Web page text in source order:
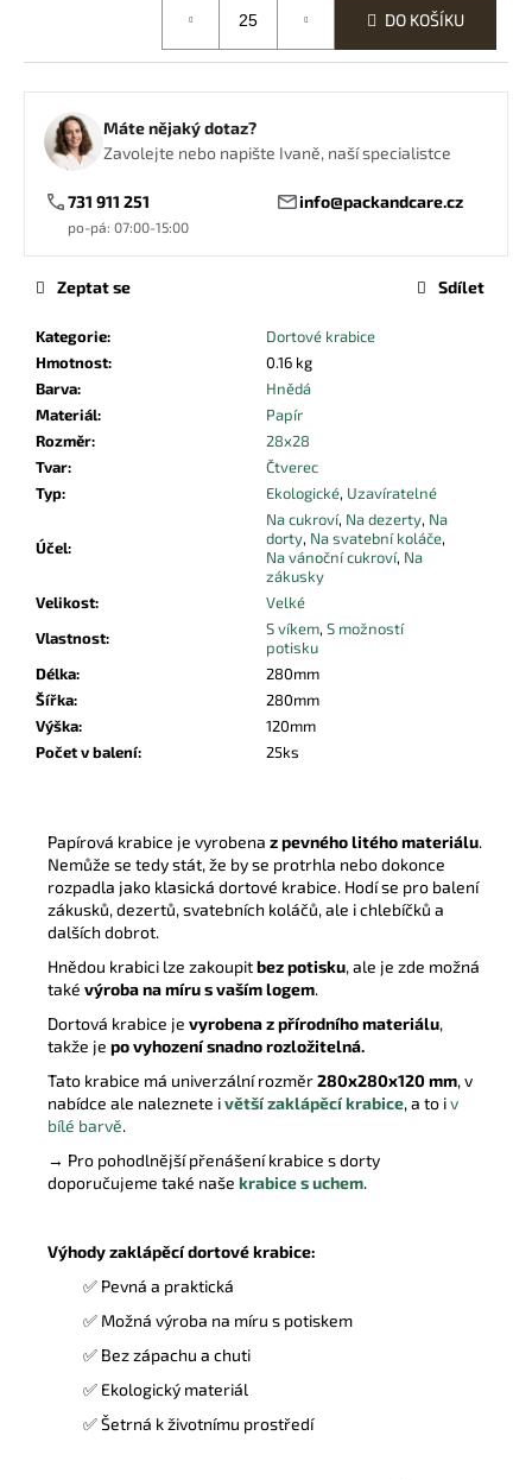
Papírová krabice je vyrobena z pevného litého materiálu.
Nemůže se tedy stát, že by se protrhla nebo dokonce
rozpadla jako klasická dortové krabice. Hodí se pro balení
zákusků, dezertů, svatebních koláčů, ale i chlebíčků a
dalších dobrot.
Hnědou krabici lze zakoupitbez potisku, ale je zde možná
také výroba na míru s vaším logem.
Dortová krabice je vyrobena z přírodního materiálu,
takže je po vyhození snadno rozložitelná.
Tato krabice má univerzální rozměr280x280x120 mm, v
nabídce ale naleznete ivětší zaklápěcí krabice, a to iv
bílé barvě.
→ Pro pohodlnější přenášení krabice s dorty
doporučujeme také naše krabice s uchem.
Výhody zaklápěcí dortové krabice:
✅ Pevná a praktická
✅ Možná výroba na míru s potiskem
✅ Bez zápachu a chuti
✅ Ekologický materiál
✅ Šetrná k životnímu prostředí
DO KOŠÍKU
Máte nějaký dotaz?
Zavolejte nebo napište Ivaně, naší specialistce
731 911 251
po-pá: 07:00-15:00
info@packandcare.cz
Kategorie:
Dortové krabice
Hmotnost:
0.16 kg
Barva:
Hnědá
Materiál:
Papír
Rozměr:
28x28
Tvar:
Čtverec
Typ: Ekologické, Uzavíratelné
Účel:
Na cukroví, Na dezerty, Na
dorty, Na svatební koláče,
Na vánoční cukroví, Na
zákusky
Velikost:
Velké
Vlastnost: S víkem, S možností
potisku
Délka:
280mm
Šířka:
280mm
Výška:
120mm
Počet v balení: 25ks
Zeptat se Sdílet
NA
PŘÍBOR
UBROUSKEM
3,86